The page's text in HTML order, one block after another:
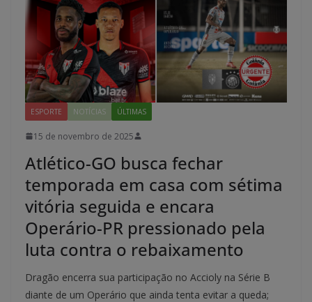
ESPORTE NOTÍCIAS ÚLTIMAS
15 de novembro de 2025
Atlético-GO busca fechar
temporada em casa com sétima
vitória seguida e encara
Operário-PR pressionado pela
luta contra o rebaixamento
Dragão encerra sua participação no Accioly na Série B
diante de um Operário que ainda tenta evitar a queda;